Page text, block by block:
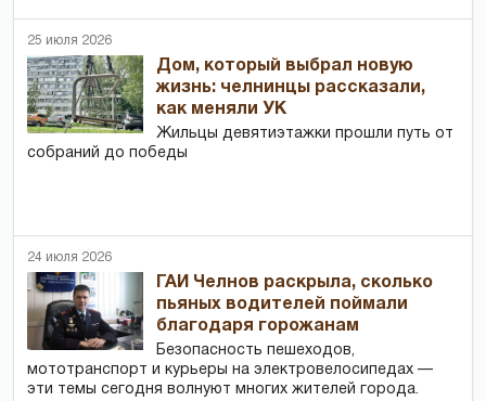
25 июля 2026
Дом, который выбрал новую
жизнь: челнинцы рассказали,
как меняли УК
Жильцы девятиэтажки прошли путь от
собраний до победы
24 июля 2026
ГАИ Челнов раскрыла, сколько
пьяных водителей поймали
благодаря горожанам
Безопасность пешеходов,
мототранспорт и курьеры на электровелосипедах —
эти темы сегодня волнуют многих жителей города.